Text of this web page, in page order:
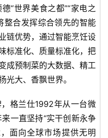
“世界美食之都”“家电之
整合发挥综合领先的智能
链优势，通过智能烹饪设
标准化、质量标准化，把
成预制菜的大数据、精工
光大、香飘世界。
格兰仕1992年从一台微
一直坚持“实干创新永争
面向全球市场提供无明